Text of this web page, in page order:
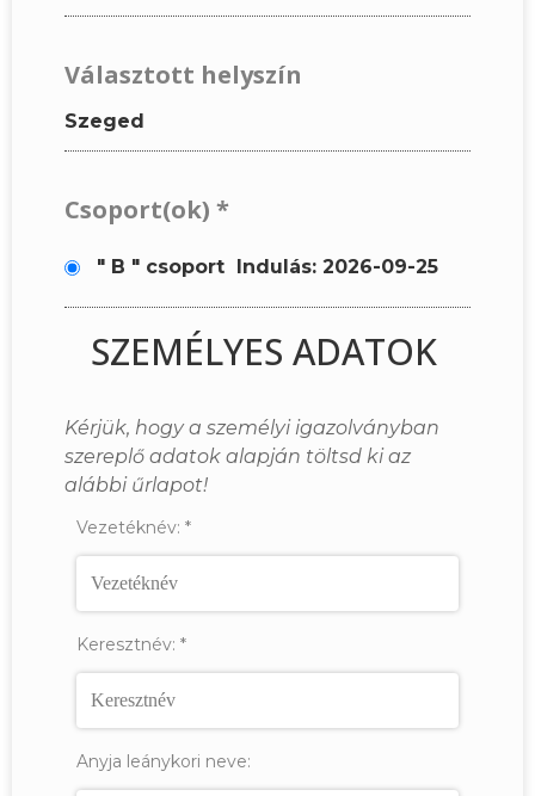
Választott helyszín
Szeged
Csoport(ok) *
" B " csoport Indulás: 2026-09-25
SZEMÉLYES ADATOK
Kérjük, hogy a személyi igazolványban
szereplő adatok alapján töltsd ki az
alábbi űrlapot!
Vezetéknév: *
Keresztnév: *
Anyja leánykori neve: